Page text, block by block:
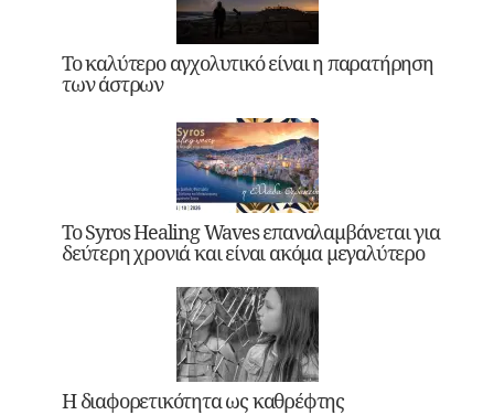
Το καλύτερο αγχολυτικό είναι η παρατήρηση
των άστρων
Το Syros Healing Waves επαναλαμβάνεται για
δεύτερη χρονιά και είναι ακόμα μεγαλύτερο
Η διαφορετικότητα ως καθρέφτης